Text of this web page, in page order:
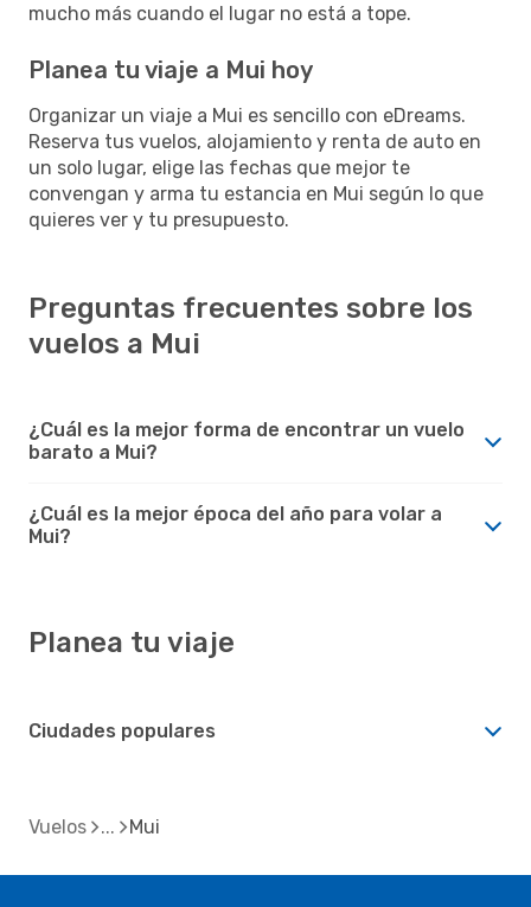
mucho más cuando el lugar no está a tope.
Planea tu viaje a Mui hoy
Organizar un viaje a Mui es sencillo con eDreams.
Reserva tus vuelos, alojamiento y renta de auto en
un solo lugar, elige las fechas que mejor te
convengan y arma tu estancia en Mui según lo que
quieres ver y tu presupuesto.
Preguntas frecuentes sobre los
vuelos a Mui
¿Cuál es la mejor forma de encontrar un vuelo
barato a Mui?
¿Cuál es la mejor época del año para volar a
Mui?
Planea tu viaje
Ciudades populares
Vuelos Mui